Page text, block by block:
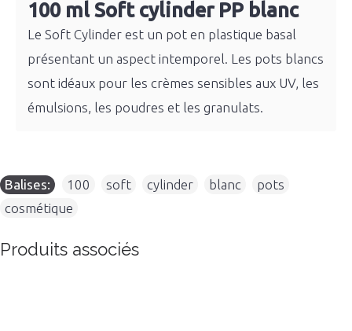
100 ml Soft cylinder PP blanc
Le Soft Cylinder est un pot en plastique basal
présentant un aspect intemporel. Les pots blancs
sont idéaux pour les crèmes sensibles aux UV, les
émulsions, les poudres et les granulats.
Balises: 100 soft cylinder blanc pots
cosmétique
Produits associés